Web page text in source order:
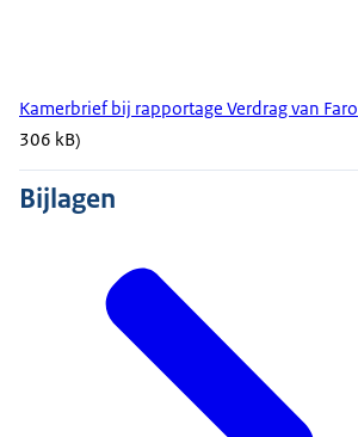
Kamerbrief bij rapportage Verdrag van Faro
306 kB)
Bijlagen